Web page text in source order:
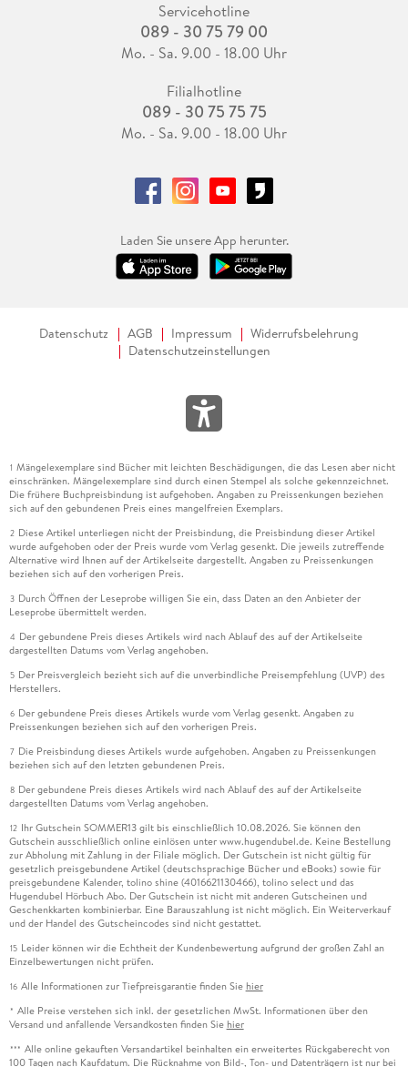
Servicehotline
089 - 30 75 79 00
Mo. - Sa. 9.00 - 18.00 Uhr
Filialhotline
089 - 30 75 75 75
Mo. - Sa. 9.00 - 18.00 Uhr
Laden Sie unsere App herunter.
Datenschutz AGB Impressum
Widerrufsbelehrung
Datenschutzeinstellungen
1 Mängelexemplare sind Bücher mit leichten Beschädigungen, die das Lesen aber nicht
einschränken. Mängelexemplare sind durch einen Stempel als solche gekennzeichnet.
Die frühere Buchpreisbindung ist aufgehoben. Angaben zu Preissenkungen beziehen
sich auf den gebundenen Preis eines mangelfreien Exemplars.
2 Diese Artikel unterliegen nicht der Preisbindung, die Preisbindung dieser Artikel
wurde aufgehoben oder der Preis wurde vom Verlag gesenkt. Die jeweils zutreffende
Alternative wird Ihnen auf der Artikelseite dargestellt. Angaben zu Preissenkungen
beziehen sich auf den vorherigen Preis.
3 Durch Öffnen der Leseprobe willigen Sie ein, dass Daten an den Anbieter der
Leseprobe übermittelt werden.
4 Der gebundene Preis dieses Artikels wird nach Ablauf des auf der Artikelseite
dargestellten Datums vom Verlag angehoben.
5 Der Preisvergleich bezieht sich auf die unverbindliche Preisempfehlung (UVP) des
Herstellers.
6 Der gebundene Preis dieses Artikels wurde vom Verlag gesenkt. Angaben zu
Preissenkungen beziehen sich auf den vorherigen Preis.
7 Die Preisbindung dieses Artikels wurde aufgehoben. Angaben zu Preissenkungen
beziehen sich auf den letzten gebundenen Preis.
8 Der gebundene Preis dieses Artikels wird nach Ablauf des auf der Artikelseite
dargestellten Datums vom Verlag angehoben.
12 Ihr Gutschein SOMMER13 gilt bis einschließlich 10.08.2026. Sie können den
Gutschein ausschließlich online einlösen unter www.hugendubel.de. Keine Bestellung
zur Abholung mit Zahlung in der Filiale möglich. Der Gutschein ist nicht gültig für
gesetzlich preisgebundene Artikel (deutschsprachige Bücher und eBooks) sowie für
preisgebundene Kalender, tolino shine (4016621130466), tolino select und das
Hugendubel Hörbuch Abo. Der Gutschein ist nicht mit anderen Gutscheinen und
Geschenkkarten kombinierbar. Eine Barauszahlung ist nicht möglich. Ein Weiterverkauf
und der Handel des Gutscheincodes sind nicht gestattet.
15 Leider können wir die Echtheit der Kundenbewertung aufgrund der großen Zahl an
Einzelbewertungen nicht prüfen.
16 Alle Informationen zur Tiefpreisgarantie finden Sie hier
* Alle Preise verstehen sich inkl. der gesetzlichen MwSt. Informationen über den
Versand und anfallende Versandkosten finden Sie hier
*** Alle online gekauften Versandartikel beinhalten ein erweitertes Rückgaberecht von
100 Tagen nach Kaufdatum. Die Rücknahme von Bild-, Ton- und Datenträgern ist nur bei